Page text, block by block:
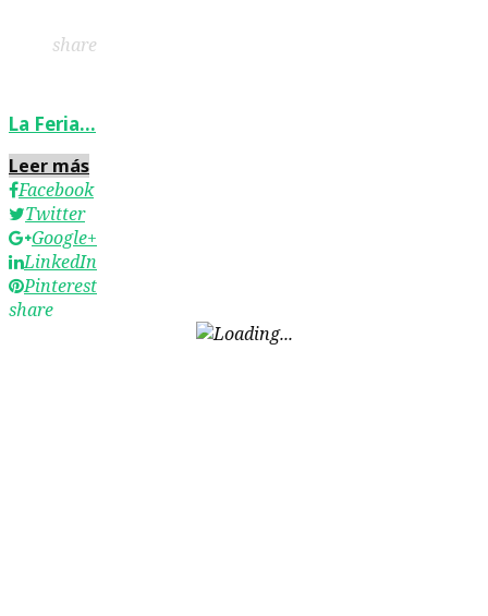
share
La Feria…
Leer más
Facebook
Twitter
Google+
LinkedIn
Pinterest
share